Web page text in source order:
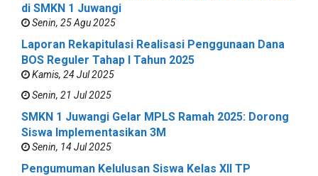
di SMKN 1 Juwangi
Senin, 25 Agu 2025
Laporan Rekapitulasi Realisasi Penggunaan Dana
BOS Reguler Tahap I Tahun 2025
Kamis, 24 Jul 2025
Senin, 21 Jul 2025
SMKN 1 Juwangi Gelar MPLS Ramah 2025: Dorong
Siswa Implementasikan 3M
Senin, 14 Jul 2025
Pengumuman Kelulusan Siswa Kelas XII TP